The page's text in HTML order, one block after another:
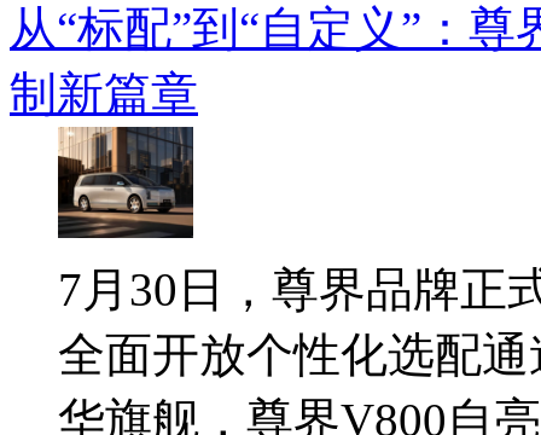
从“标配”到“自定义”：
制新篇章
7月30日，尊界品牌正
全面开放个性化选配
华旗舰，尊界V800自